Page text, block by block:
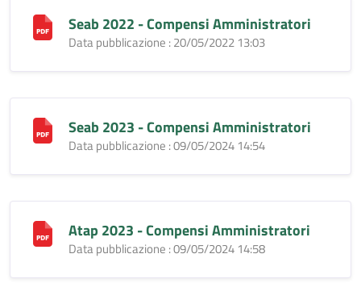
Seab 2022 - Compensi Amministratori
Data pubblicazione : 20/05/2022 13:03
Seab 2023 - Compensi Amministratori
Data pubblicazione : 09/05/2024 14:54
Atap 2023 - Compensi Amministratori
Data pubblicazione : 09/05/2024 14:58